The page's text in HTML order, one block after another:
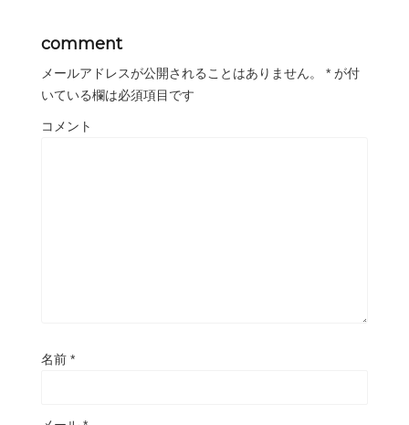
comment
メールアドレスが公開されることはありません。 * が付
いている欄は必須項目です
コメント
名前 *